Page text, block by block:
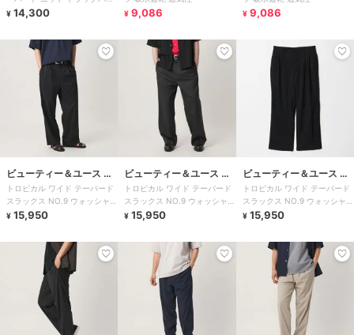
ツ
¥ 14,300
¥ 9,086
¥ 9,086
ビューティー＆ユース ユ
ナイテッドアローズ
トロピカル ワイド テーパード
スラックス NO.9 ウォッシャブ
ル
¥ 15,950
ビューティー＆ユース ユ
ナイテッドアローズ
トロピカル ワイド テーパード
スラックス NO.9 ウォッシャブ
ル
¥ 15,950
ビューティー＆ユース ユ
ナイテッドアローズ
トロピカル ワイド テーパード
スラックス NO.9 ウォッシャブ
ル
¥ 15,950